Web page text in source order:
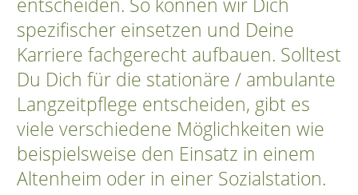
entscheiden. So können wir Dich
spezifischer einsetzen und Deine
Karriere fachgerecht aufbauen. Solltest
Du Dich für die stationäre / ambulante
Langzeitpflege entscheiden, gibt es
viele verschiedene Möglichkeiten wie
beispielsweise den Einsatz in einem
Altenheim oder in einer Sozialstation.